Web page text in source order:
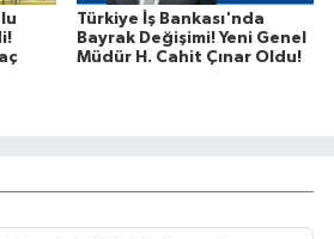
Türkiye İş Bankası'nda
Bayrak Değişimi! Yeni Genel
Müdür H. Cahit Çınar Oldu!